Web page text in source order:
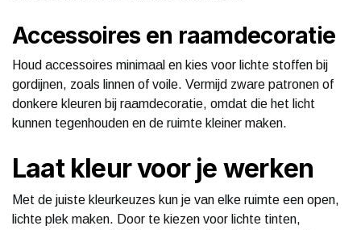
Accessoires en raamdecoratie
Houd accessoires minimaal en kies voor lichte stoffen bij
gordijnen, zoals linnen of voile. Vermijd zware patronen of
donkere kleuren bij raamdecoratie, omdat die het licht
kunnen tegenhouden en de ruimte kleiner maken.
Laat kleur voor je werken
Met de juiste kleurkeuzes kun je van elke ruimte een open,
lichte plek maken. Door te kiezen voor lichte tinten,